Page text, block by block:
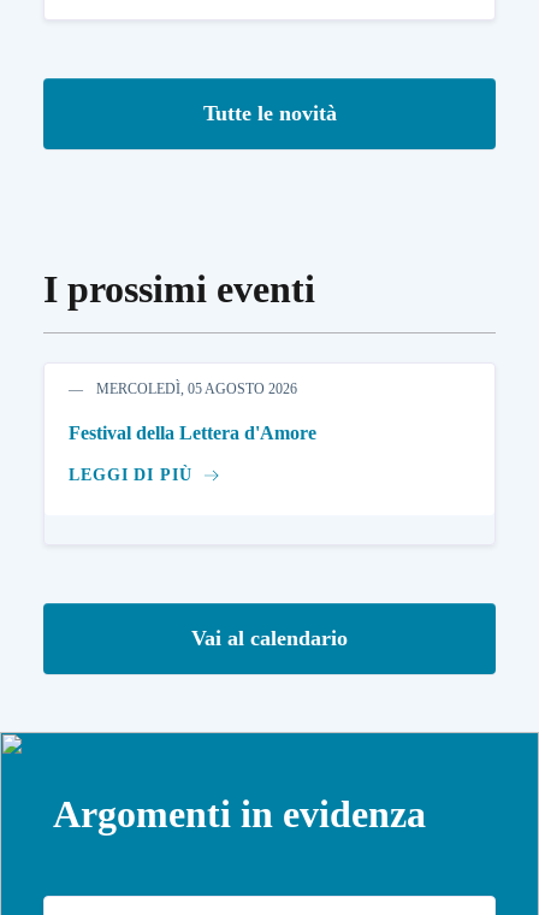
Tutte le novità
I prossimi eventi
MERCOLEDÌ, 05 AGOSTO 2026
Festival della Lettera d'Amore
LEGGI DI PIÙ
Vai al calendario
Argomenti in evidenza